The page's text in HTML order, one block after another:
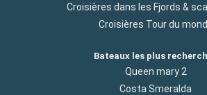
Croisières dans les Fjords &
Croisières Tour du
Bateaux les plus
Queen mary 2
Costa Smeralda